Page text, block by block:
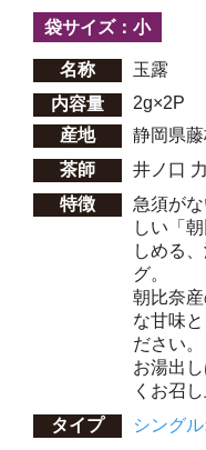
袋サイズ：小
名称
玉露
内容量
2g×2P
産地
静岡県
茶師
井ノ口 力
特徴
急須が
しい「
しめる
グ。
朝比奈
な甘味
ださい。
お湯出
くお召
タイプ
シング